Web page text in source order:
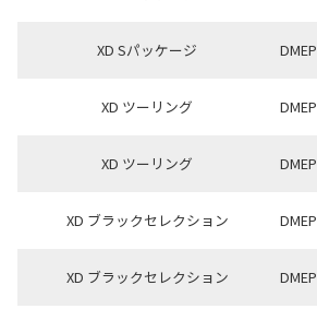
XD Sパッケージ DMEP
XD ツーリング DMEP
XD ツーリング DMEP
XD ブラックセレクション DMEP
XD ブラックセレクション DMEP